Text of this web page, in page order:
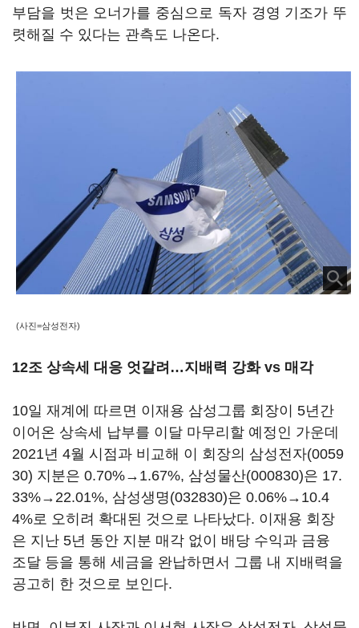
부담을 벗은 오너가를 중심으로 독자 경영 기조가 뚜
렷해질 수 있다는 관측도 나온다.
(사진=삼성전자)
12조 상속세 대응 엇갈려…지배력 강화 vs 매각
10일 재계에 따르면 이재용 삼성그룹 회장이 5년간
이어온 상속세 납부를 이달 마무리할 예정인 가운데
2021년 4월 시점과 비교해 이 회장의 삼성전자(0059
30) 지분은 0.70%→1.67%, 삼성물산(000830)은 17.
33%→22.01%, 삼성생명(032830)은 0.06%→10.4
4%로 오히려 확대된 것으로 나타났다. 이재용 회장
은 지난 5년 동안 지분 매각 없이 배당 수익과 금융
조달 등을 통해 세금을 완납하면서 그룹 내 지배력을
공고히 한 것으로 보인다.